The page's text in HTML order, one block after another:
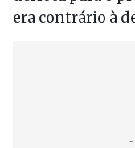
era contrário à